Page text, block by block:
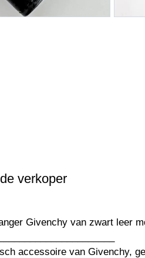
verkoper
Givenchy van zwart leer
accessoire van Givenchy,